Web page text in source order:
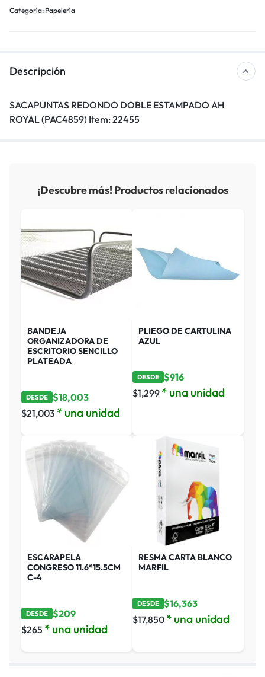
Categoría: Papelería
Descripción
SACAPUNTAS REDONDO DOBLE ESTAMPADO AH
ROYAL (PAC4859) Item: 22455
¡Descubre más! Productos relacionados
BANDEJA
ORGANIZADORA DE
ESCRITORIO SENCILLO
PLATEADA
DESDE $18,003
$21,003 * una unidad
PLIEGO DE CARTULINA
AZUL
DESDE $916
$1,299 * una unidad
ESCARAPELA
CONGRESO 11.6*15.5CM
C-4
DESDE $209
$265 * una unidad
RESMA CARTA BLANCO
MARFIL
DESDE $16,363
$17,850 * una unidad